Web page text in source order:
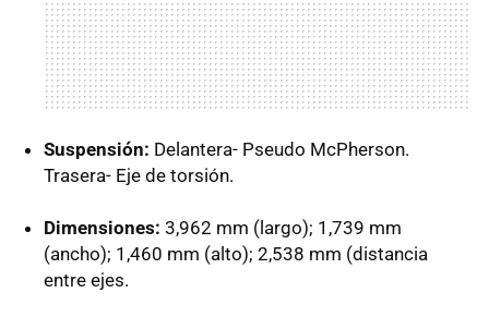
Suspensión: Delantera- Pseudo McPherson.
Trasera- Eje de torsión.
Dimensiones: 3,962 mm (largo); 1,739 mm
(ancho); 1,460 mm (alto); 2,538 mm (distancia
entre ejes.